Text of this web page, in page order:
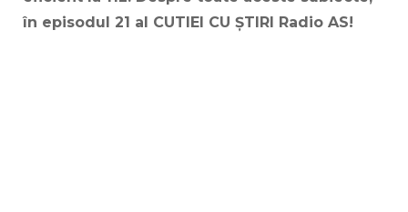
în episodul 21 al CUTIEI CU ȘTIRI Radio AS!